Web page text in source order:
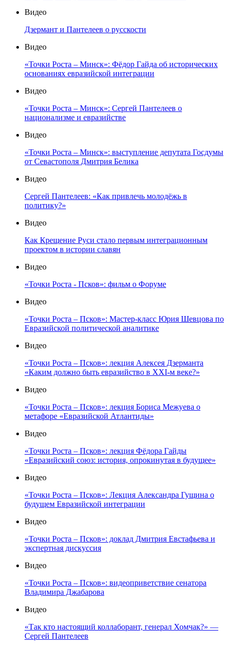
Видео
Дзермант и Пантелеев о русскости
Видео
«Точки Роста – Минск»: Фёдор Гайда об исторических
основаниях евразийской интеграции
Видео
«Точки Роста – Минск»: Сергей Пантелеев о
национализме и евразийстве
Видео
«Точки Роста – Минск»: выступление депутата Госдумы
от Севастополя Дмитрия Белика
Видео
Сергей Пантелеев: «Как привлечь молодёжь в
политику?»
Видео
Как Крещение Руси стало первым интеграционным
проектом в истории славян
Видео
«Точки Роста - Псков»: фильм о Форуме
Видео
«Точки Роста – Псков»: Мастер-класс Юрия Шевцова по
Евразийской политической аналитике
Видео
«Точки Роста – Псков»: лекция Алексея Дзерманта
«Каким должно быть евразийство в XXI-м веке?»
Видео
«Точки Роста – Псков»: лекция Бориса Межуева о
метафоре «Евразийской Атлантиды»
Видео
«Точки Роста – Псков»: лекция Фёдора Гайды
«Евразийский союз: история, опрокинутая в будущее»
Видео
«Точки Роста – Псков»: Лекция Александра Гущина о
будущем Евразийской интеграции
Видео
«Точки Роста – Псков»: доклад Дмитрия Евстафьева и
экспертная дискуссия
Видео
«Точки Роста – Псков»: видеоприветствие сенатора
Владимира Джабарова
Видео
«Так кто настоящий коллаборант, генерал Хомчак?» —
Сергей Пантелеев